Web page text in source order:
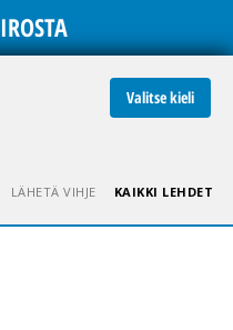
Valitse kieli
LÄHETÄ VIHJE KAIKKI LEHDET